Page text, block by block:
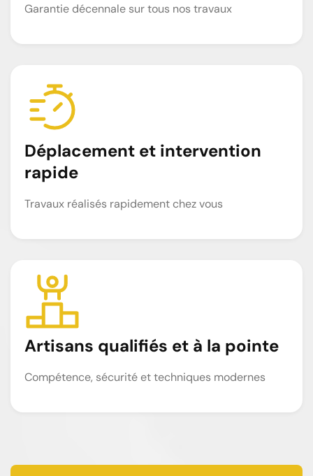
Garantie décennale sur tous nos travaux
Déplacement et intervention
rapide
Travaux réalisés rapidement chez vous
Artisans qualifiés et à la pointe
Compétence, sécurité et techniques modernes